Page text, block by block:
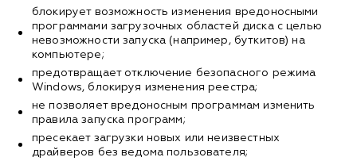
блокирует возможность изменения вредоносными
программами загрузочных областей диска с целью
невозможности запуска (например, буткитов) на
компьютере;
предотвращает отключение безопасного режима
Windows, блокируя изменения реестра;
не позволяет вредоносным программам изменить
правила запуска программ;
пресекает загрузки новых или неизвестных
драйверов без ведома пользователя;